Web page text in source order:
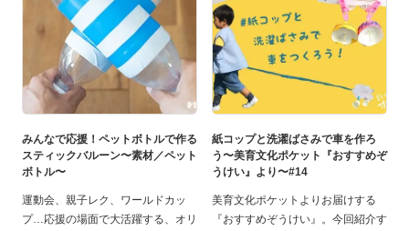
みんなで応援！ペットボトルで作る
スティックバルーン〜素材／ペット
ボトル〜
運動会、親子レク、ワールドカッ
プ…応援の場面で大活躍する、オリ
紙コップと洗濯ばさみで車を作ろ
う〜美育文化ポケット『おすすめぞ
うけい』より〜#14
美育文化ポケットよりお届けする
『おすすめぞうけい』。今回紹介す